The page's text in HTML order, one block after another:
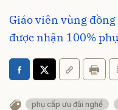
Giáo viên vùng
được nhận 100%
phụ cấp ưu đãi nghề